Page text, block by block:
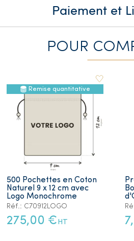
Paiement et
POUR
Remise quantitative
500 Pochettes en Coton
Naturel 9 x 12 cm avec
Logo Monochrome
Réf.: C70912LOGO
275,00 € HT